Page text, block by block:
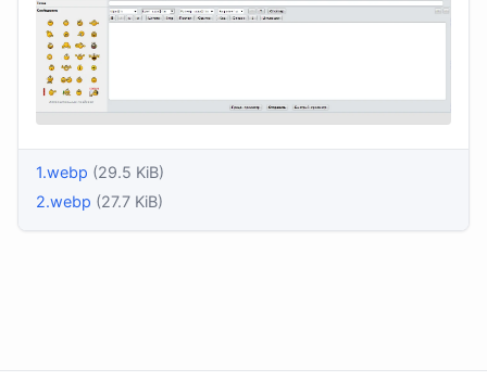
1.webp (29.5 KiB)
2.webp (27.7 KiB)